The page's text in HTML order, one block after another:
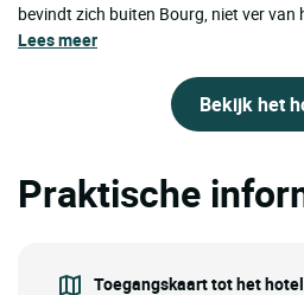
bevindt zich buiten Bourg, niet ver van
Lees meer
Bekijk het
Praktische
Toegangskaart tot het